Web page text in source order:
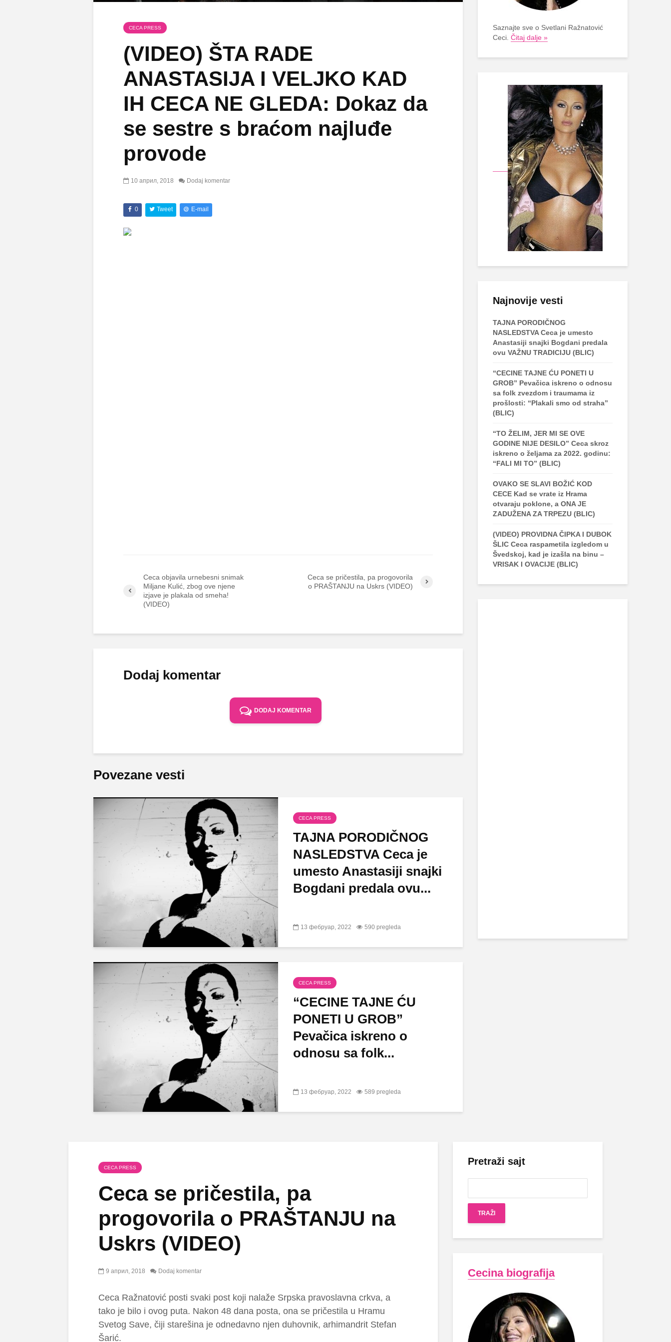
CECA PRESS
(VIDEO) ŠTA RADE
ANASTASIJA I VELJKO KAD
IH CECA NE GLEDA: Dokaz da
se sestre s braćom najluđe
provode
10 април, 2018 Dodaj komentar
0 Tweet E-mail
Ceca objavila urnebesni snimak
Miljane Kulić, zbog ove njene
izjave je plakala od smeha!
(VIDEO)
Ceca se pričestila, pa progovorila
o PRAŠTANJU na Uskrs (VIDEO)
Dodaj komentar
DODAJ KOMENTAR
Povezane vesti
CECA PRESS
TAJNA PORODIČNOG
NASLEDSTVA Ceca je
umesto Anastasiji snajki
Bogdani predala ovu...
13 фебруар, 2022 590 pregleda
CECA PRESS
“CECINE TAJNE ĆU
PONETI U GROB”
Pevačica iskreno o
odnosu sa folk...
13 фебруар, 2022 589 pregleda
Saznajte sve o Svetlani Ražnatović
Ceci. Čitaj dalje »
Najnovije vesti
TAJNA PORODIČNOG
NASLEDSTVA Ceca je umesto
Anastasiji snajki Bogdani predala
ovu VAŽNU TRADICIJU (BLIC)
“CECINE TAJNE ĆU PONETI U
GROB” Pevačica iskreno o odnosu
sa folk zvezdom i traumama iz
prošlosti: “Plakali smo od straha”
(BLIC)
“TO ŽELIM, JER MI SE OVE
GODINE NIJE DESILO” Ceca skroz
iskreno o željama za 2022. godinu:
“FALI MI TO” (BLIC)
OVAKO SE SLAVI BOŽIĆ KOD
CECE Kad se vrate iz Hrama
otvaraju poklone, a ONA JE
ZADUŽENA ZA TRPEZU (BLIC)
(VIDEO) PROVIDNA ČIPKA I DUBOK
ŠLIC Ceca raspametila izgledom u
Švedskoj, kad je izašla na binu –
VRISAK I OVACIJE (BLIC)
CECA PRESS
Ceca se pričestila, pa
progovorila o PRAŠTANJU na
Uskrs (VIDEO)
9 април, 2018 Dodaj komentar
Ceca Ražnatović posti svaki post koji nalaže Srpska pravoslavna crkva, a
tako je bilo i ovog puta. Nakon 48 dana posta, ona se pričestila u Hramu
Svetog Save, čiji starešina je odnedavno njen duhovnik, arhimandrit Stefan
Šarić.
Pretraži sajt
Cecina biografija